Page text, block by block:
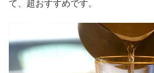
て、超おすすめです。